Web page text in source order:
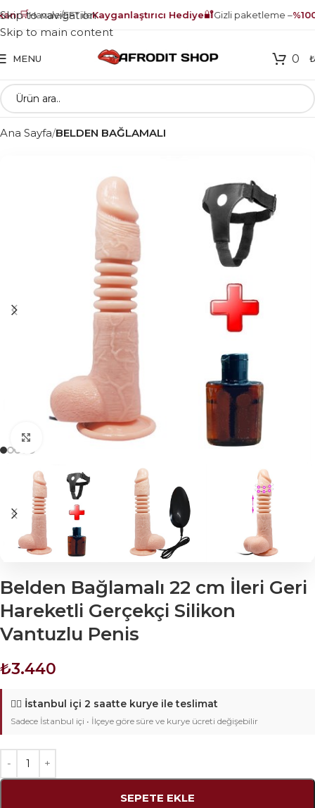
🛒Havale/EFT ileKayganlaştırıcı Hediye🔐Gizli paketleme –
Skip to navigation
Skip to main content
MENU 0 ₺
Ana Sayfa BELDEN BAĞLAMALI
Click to enlarge
Belden Bağlamalı 22 cm İleri Geri
Hareketli Gerçekçi Silikon
Vantuzlu Penis
₺3.440
🚴‍♂️ İstanbul içi 2 saatte kurye ile teslimat
Sadece İstanbul içi • İlçeye göre süre ve kurye ücreti değişebilir
SEPETE EKLE